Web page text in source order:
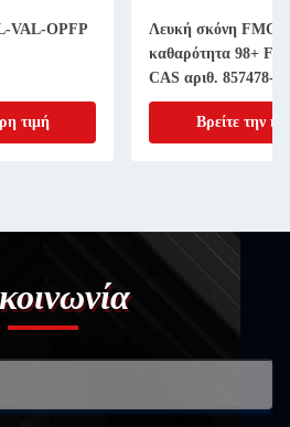
VAL-OPFP
τιμή
Λευκή σκόνη
καθαρότητα 98+
CAS αριθ. 857478-
Βρείτε την